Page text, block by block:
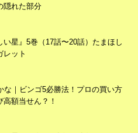
隠れた部分
い星』5巻（17話〜20話）たまほし
レット
な｜ビンゴ5必勝法！プロの買い方
額当せん？！